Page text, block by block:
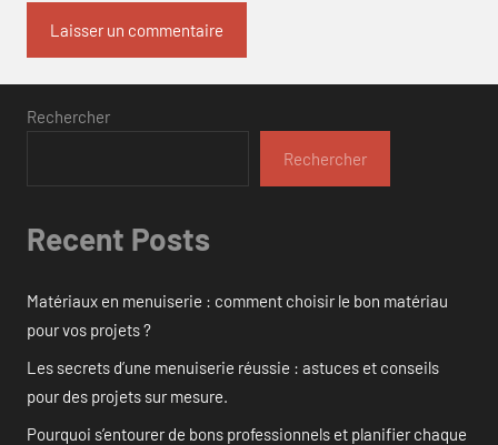
Rechercher
Rechercher
Recent Posts
Matériaux en menuiserie : comment choisir le bon matériau
pour vos projets ?
Les secrets d’une menuiserie réussie : astuces et conseils
pour des projets sur mesure.
Pourquoi s’entourer de bons professionnels et planifier chaque